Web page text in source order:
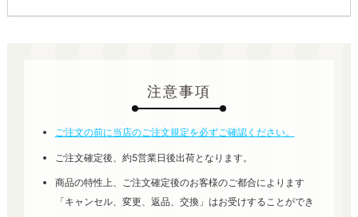
注意事項
ご注文の前に当店のご注文規定を必ずご確認ください。
ご注文確定後、約5営業日後出荷となります。
商品の特性上、ご注文確定後のお客様のご都合によります
「キャンセル、変更、返品、交換」はお受けすることができ